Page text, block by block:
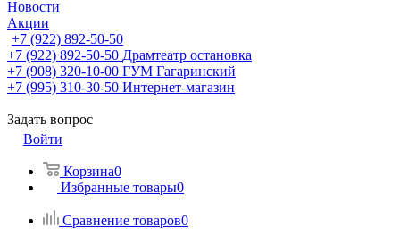
Новости
Акции
+7 (922) 892-50-50
+7 (922) 892-50-50 Драмтеатр остановка
+7 (908) 320-10-00 ГУМ Гагаринский
+7 (995) 310-30-50 Интернет-магазин
Задать вопрос
Войти
Корзина0
Избранные товары0
Сравнение товаров0